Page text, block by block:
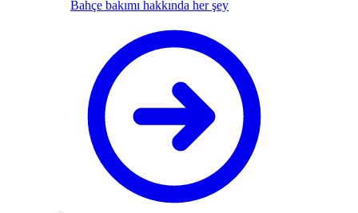
Bahçe bakımı hakkında her şey